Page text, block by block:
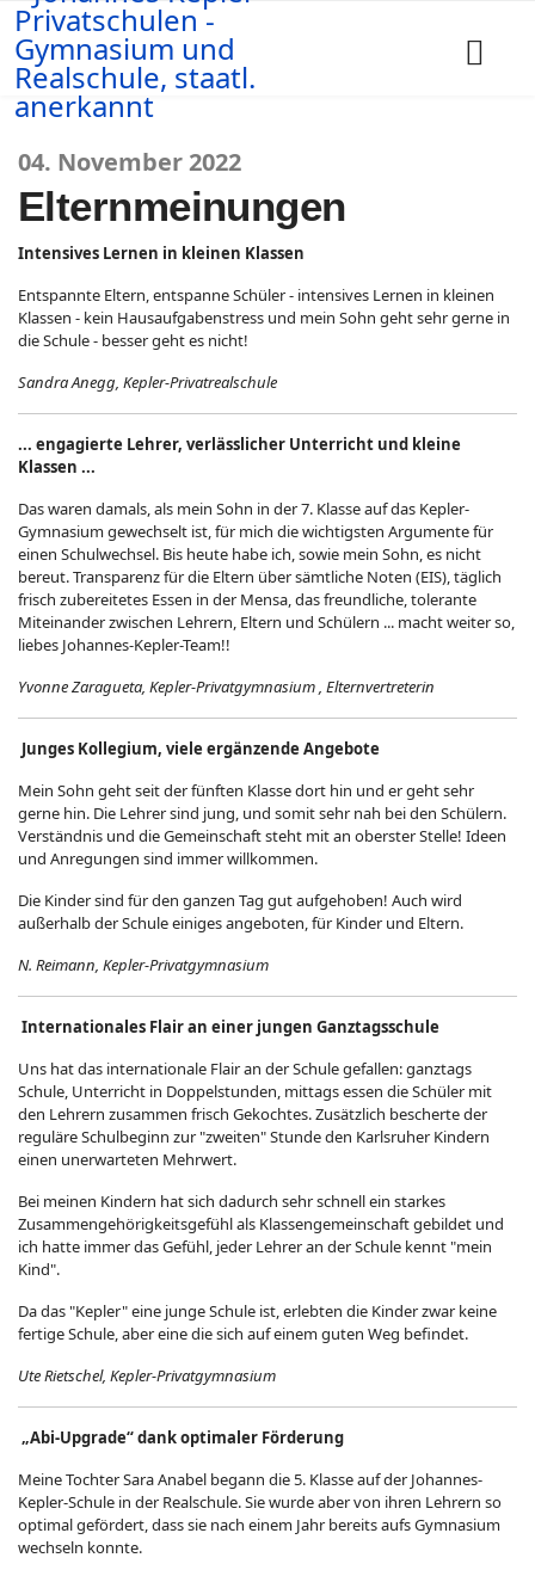
Elternmeinungen
Intensives Lernen in kleinen Klassen
Entspannte Eltern, entspanne Schüler - intensives Lernen in kleinen
Klassen - kein Hausaufgabenstress und mein Sohn geht sehr gerne in
die Schule - besser geht es nicht!
Sandra Anegg, Kepler-Privatrealschule
... engagierte Lehrer, verlässlicher Unterricht und kleine
Klassen ...
Das waren damals, als mein Sohn in der 7. Klasse auf das Kepler-
Gymnasium gewechselt ist, für mich die wichtigsten Argumente für
einen Schulwechsel. Bis heute habe ich, sowie mein Sohn, es nicht
bereut. Transparenz für die Eltern über sämtliche Noten (EIS), täglich
frisch zubereitetes Essen in der Mensa, das freundliche, tolerante
Miteinander zwischen Lehrern, Eltern und Schülern ... macht weiter so,
liebes Johannes-Kepler-Team!!
Yvonne Zaragueta, Kepler-Privatgymnasium , Elternvertreterin
Junges Kollegium, viele ergänzende Angebote
Mein Sohn geht seit der fünften Klasse dort hin und er geht sehr
gerne hin. Die Lehrer sind jung, und somit sehr nah bei den Schülern.
Verständnis und die Gemeinschaft steht mit an oberster Stelle! Ideen
und Anregungen sind immer willkommen.
Die Kinder sind für den ganzen Tag gut aufgehoben! Auch wird
außerhalb der Schule einiges angeboten, für Kinder und Eltern.
N. Reimann, Kepler-Privatgymnasium
Internationales Flair an einer jungen Ganztagsschule
Uns hat das internationale Flair an der Schule gefallen: ganztags
Schule, Unterricht in Doppelstunden, mittags essen die Schüler mit
den Lehrern zusammen frisch Gekochtes. Zusätzlich bescherte der
reguläre Schulbeginn zur "zweiten" Stunde den Karlsruher Kindern
einen unerwarteten Mehrwert.
Bei meinen Kindern hat sich dadurch sehr schnell ein starkes
Zusammengehörigkeitsgefühl als Klassengemeinschaft gebildet und
ich hatte immer das Gefühl, jeder Lehrer an der Schule kennt "mein
Kind".
Da das "Kepler" eine junge Schule ist, erlebten die Kinder zwar keine
fertige Schule, aber eine die sich auf einem guten Weg befindet.
Ute Rietschel, Kepler-Privatgymnasium
„Abi-Upgrade“ dank optimaler Förderung
Meine Tochter Sara Anabel begann die 5. Klasse auf der Johannes-
Kepler-Schule in der Realschule. Sie wurde aber von ihren Lehrern so
optimal gefördert, dass sie nach einem Jahr bereits aufs Gymnasium
wechseln konnte.
04. November 2022